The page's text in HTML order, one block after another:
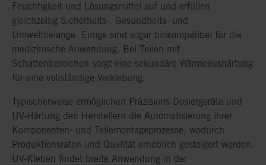
Feuchtigkeit und Lösungsmittel auf und erfüllen
gleichzeitig Sicherheits-, Gesundheits- und
Umweltbelange. Einige sind sogar biokompatibel für die
medizinische Anwendung. Bei Teilen mit
Schattenbereichen sorgt eine sekundäre Wärmeaushärtung
für eine vollständige Verklebung.
Typischerweise ermöglichen Präzisions-Dosiergeräte und
UV-Härtung den Herstellern die Automatisierung ihrer
Komponenten- und Teilemontageprozesse, wodurch
Produktionsraten und Qualität erheblich gesteigert werden.
UV-Kleben findet breite Anwendung in der